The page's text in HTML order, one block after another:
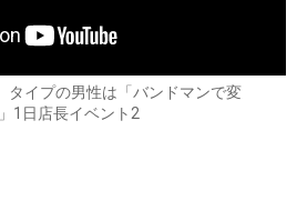
タイプの男性は「バンドマンで変
1日店長イベント2